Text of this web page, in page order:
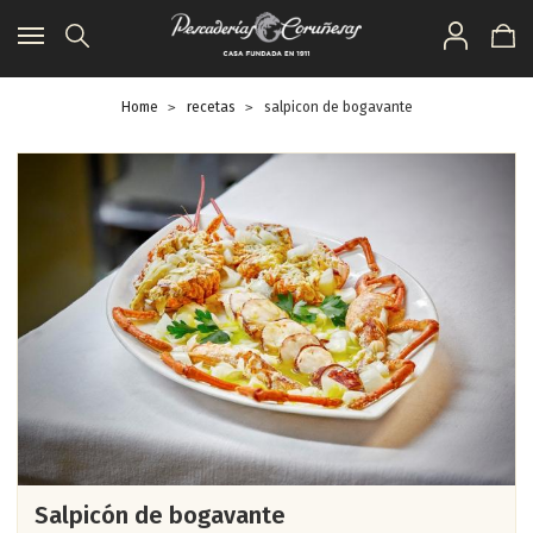
Toggle
Home recetas salpicon de bogavante
Salpicón de bogavante